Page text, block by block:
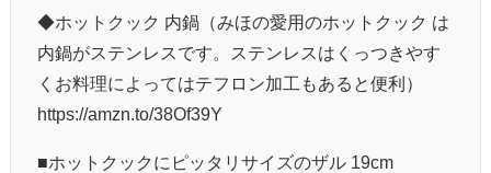
◆ホットクック 内鍋（みほの愛用のホットクック は
内鍋がステンレスです。ステンレスはくっつきやす
くお料理によってはテフロン加工もあると便利）
https://amzn.to/38Of39Y
■ホットクックにピッタリサイズのザル 19cm